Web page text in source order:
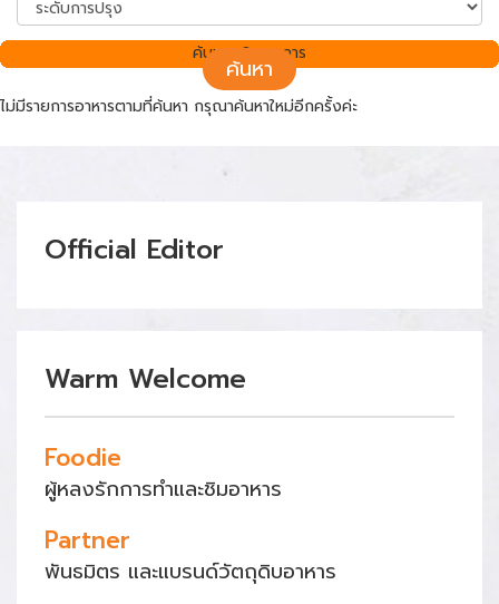
ค้นหา
ไม่มีรายการอาหารตามที่ค้นหา กรุณาค้นหาใหม่อีกครั้งค่ะ
ค้นพบ 0 รายการ
Official Editor
Warm Welcome
Foodie
ผู้หลงรักการทำและชิมอาหาร
Partner
พันธมิตร และแบรนด์วัตถุดิบอาหาร